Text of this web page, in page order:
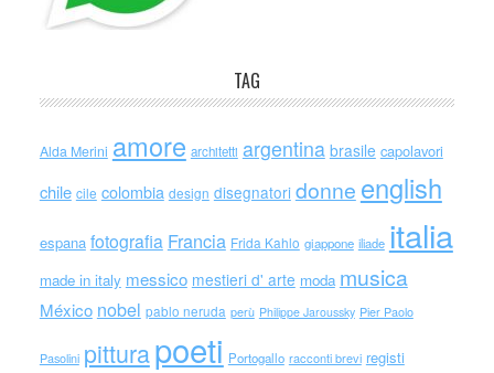
TAG
Alda Merini amore architetti argentina brasile capolavori
chile cile colombia design disegnatori donne english
espana fotografia Francia Frida Kahlo giappone iliade italia
made in italy messico mestieri d' arte moda musica
México nobel pablo neruda perù Philippe Jaroussky Pier Paolo
Pasolini pitturapoeti Portogallo racconti brevi registi